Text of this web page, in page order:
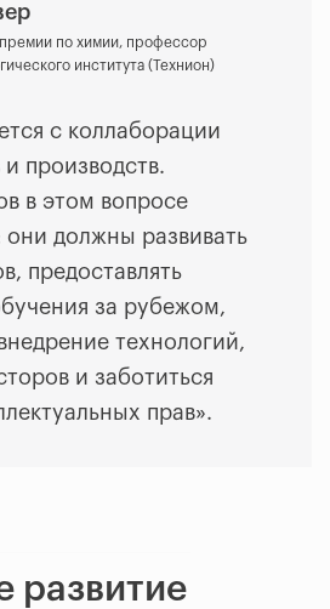
по химии, профессор
института (Технион)
с коллаборации
производств.
в этом вопросе
они должны развивать
предоставлять
за рубежом,
технологий,
и заботиться
прав».
развитие